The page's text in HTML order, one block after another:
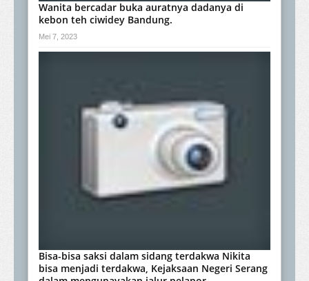
Wanita bercadar buka auratnya dadanya di
kebon teh ciwidey Bandung.
Mei 7, 2023
Bisa-bisa saksi dalam sidang terdakwa Nikita
bisa menjadi terdakwa, Kejaksaan Negeri Serang